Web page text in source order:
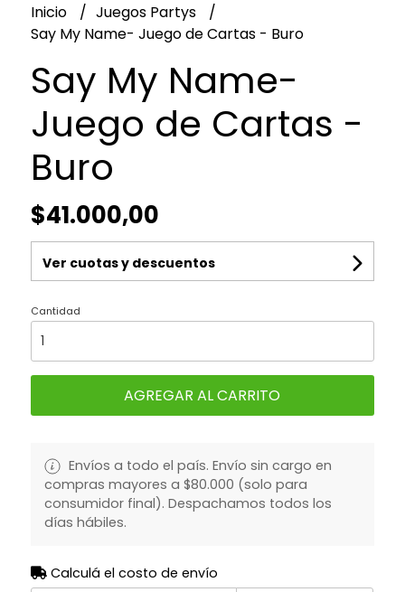
Inicio
Juegos Partys
Say My Name- Juego de Cartas - Buro
Say My Name-
Juego de Cartas -
Buro
$41.000,00
Ver cuotas y descuentos
Cantidad
AGREGAR AL CARRITO
Envíos a todo el país. Envío sin cargo en
compras mayores a $80.000 (solo para
consumidor final). Despachamos todos los
días hábiles.
Calculá el costo de envío